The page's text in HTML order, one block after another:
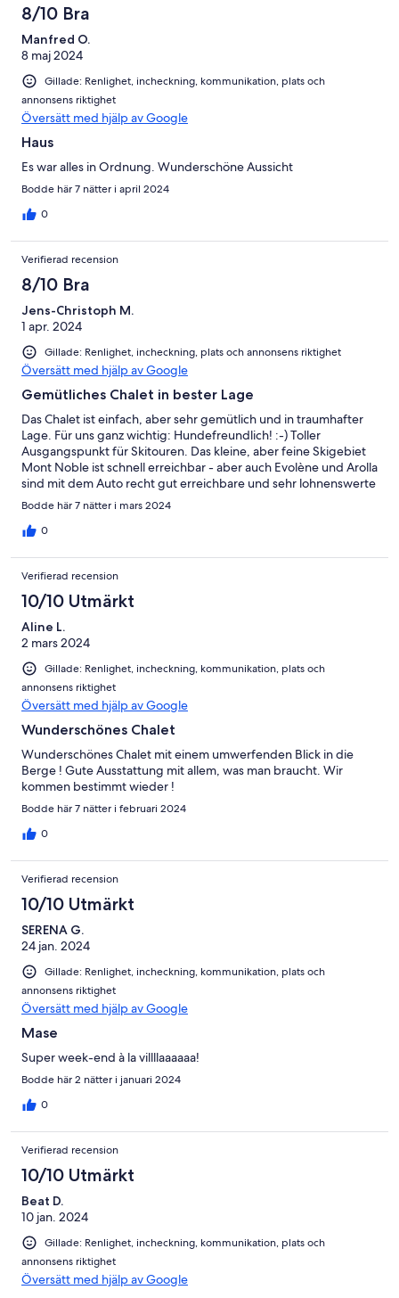
8/10 Bra
Manfred O.
8 maj 2024
Gillade: Renlighet, incheckning, kommunikation, plats och
annonsens riktighet
Översätt med hjälp av Google
Haus
Es war alles in Ordnung. Wunderschöne Aussicht
Bodde här 7 nätter i april 2024
0
Verifierad recension
8/10 Bra
Jens-Christoph M.
1 apr. 2024
Gillade: Renlighet, incheckning, plats och annonsens riktighet
Översätt med hjälp av Google
Gemütliches Chalet in bester Lage
Das Chalet ist einfach, aber sehr gemütlich und in traumhafter
Lage. Für uns ganz wichtig: Hundefreundlich! :-) Toller
Ausgangspunkt für Skitouren. Das kleine, aber feine Skigebiet
Mont Noble ist schnell erreichbar - aber auch Evolène und Arolla
sind mit dem Auto recht gut erreichbare und sehr lohnenswerte
Ziele, zudem hat man noch das Hammer-Skigebiet "4 Vallées" in
Bodde här 7 nätter i mars 2024
0
Verifierad recension
10/10 Utmärkt
Aline L.
2 mars 2024
Gillade: Renlighet, incheckning, kommunikation, plats och
annonsens riktighet
Översätt med hjälp av Google
Wunderschönes Chalet
Wunderschönes Chalet mit einem umwerfenden Blick in die
Berge ! Gute Ausstattung mit allem, was man braucht. Wir
kommen bestimmt wieder !
Bodde här 7 nätter i februari 2024
0
Verifierad recension
10/10 Utmärkt
SERENA G.
24 jan. 2024
Gillade: Renlighet, incheckning, kommunikation, plats och
annonsens riktighet
Översätt med hjälp av Google
Mase
Super week-end à la villllaaaaaa!
Bodde här 2 nätter i januari 2024
0
Verifierad recension
10/10 Utmärkt
Beat D.
10 jan. 2024
Gillade: Renlighet, incheckning, kommunikation, plats och
annonsens riktighet
Översätt med hjälp av Google